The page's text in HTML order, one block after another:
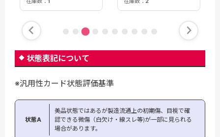
状態表記について
※汎用性カード状態評価基準
状態A
美品状態ではあるが製造流通上の初期傷、目視で確
認できる微傷（白欠け・線スレ等)が一部に見られる
場合があります。